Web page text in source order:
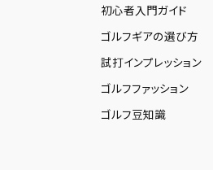
初心者入門ガイド
ゴルフギアの選び方
試打インプレッション
ゴルフファッション
ゴルフ豆知識